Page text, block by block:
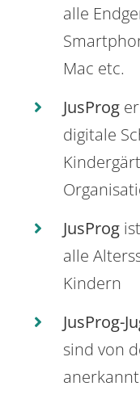
alle
Mac etc.
JusProg
digitale
JusProg
alle
Kindern
JusProg-
sind von
anerkannt